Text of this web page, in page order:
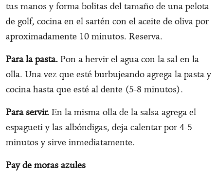
tus manos y forma bolitas del tamaño de una pelota
de golf, cocina en el sartén con el aceite de oliva por
aproximadamente 10 minutos. Reserva.
Para la pasta. Pon a hervir el agua con la sal en la
olla. Una vez que esté burbujeando agrega la pasta y
cocina hasta que esté al dente (5-8 minutos).
Para servir. En la misma olla de la salsa agrega el
espagueti y las albóndigas, deja calentar por 4-5
minutos y sirve inmediatamente.
Pay de moras azules